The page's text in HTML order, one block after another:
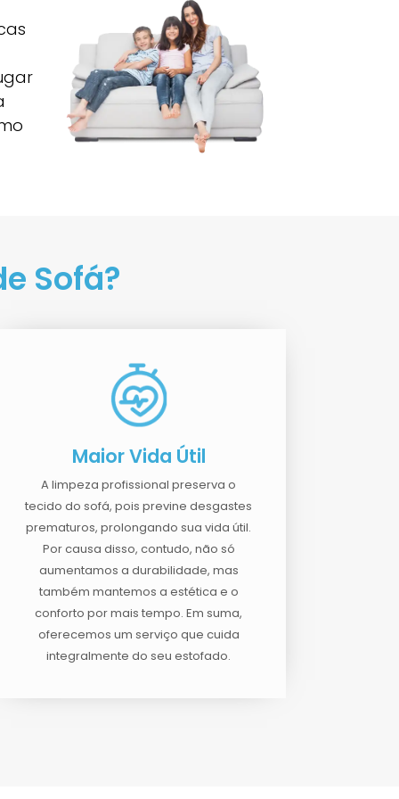
Sofá?
Maior Vida Útil
A limpeza profissional preserva o
tecido do sofá, pois previne desgastes
prematuros, prolongando sua vida útil.
Por causa disso, contudo, não só
aumentamos a durabilidade, mas
também mantemos a estética e o
conforto por mais tempo. Em suma,
oferecemos um serviço que cuida
integralmente do seu estofado.